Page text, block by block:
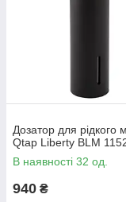
Дозатор для рідкого
Qtap Liberty BLM
В наявності 32 од.
940 ₴